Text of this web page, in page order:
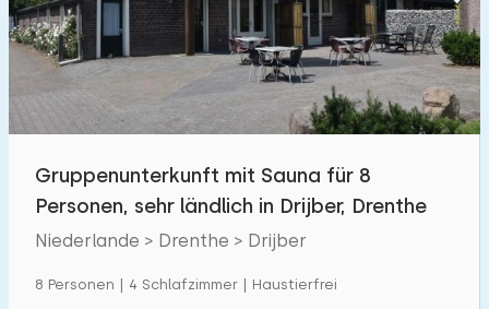
Gruppenunterkunft mit Sauna für 8
Personen, sehr ländlich in Drijber, Drenthe
Niederlande > Drenthe > Drijber
8 Personen | 4 Schlafzimmer | Haustierfrei